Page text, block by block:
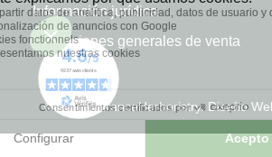
Información jurídica
Condiciones generales de venta
© 2026 - FranceHerboristry. Diseño